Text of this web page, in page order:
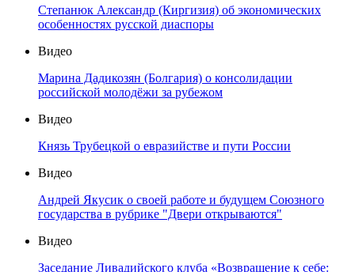
Степанюк Александр (Киргизия) об экономических
особенностях русской диаспоры
Видео
Марина Дадикозян (Болгария) о консолидации
российской молодёжи за рубежом
Видео
Князь Трубецкой о евразийстве и пути России
Видео
Андрей Якусик о своей работе и будущем Союзного
государства в рубрике "Двери открываются"
Видео
Заседание Ливадийского клуба «Возвращение к себе: